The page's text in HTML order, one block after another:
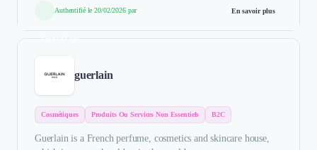
Authentifié le 20/02/2026 par En savoir plus
Étude de cas
guerlain
Cosmétiques Produits Ou Services Non Essentiels B2C
Guerlain is a French perfume, cosmetics and skincare house,